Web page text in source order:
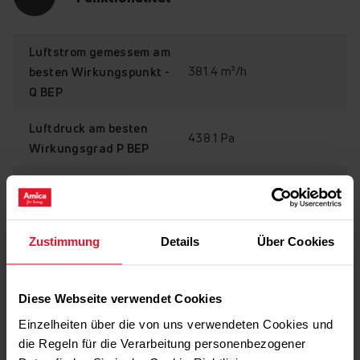
Zustimmung Details Über Cookies
Diese Webseite verwendet Cookies
Einzelheiten über die von uns verwendeten Cookies und
die Regeln für die Verarbeitung personenbezogener
Luftstrom gemessem am
besten Wirkungspunkt -
Q BEP
381.4 m³/h
Luftdruck am besten
Wirkungsgrad P BEP
438.1 Pa
gemessen am Bestpunkt
- W BEP
Ausstattung